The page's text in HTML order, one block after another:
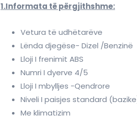
1.Informata të përgjithshme:
Vetura të udhëtarëve
Lënda djegëse- Dizel /Benzinë
Lloji I frenimit ABS
Numri I dyerve 4/5
Lloji I mbylljes -Qendrore
Niveli I paisjes standard
Me klimatizim